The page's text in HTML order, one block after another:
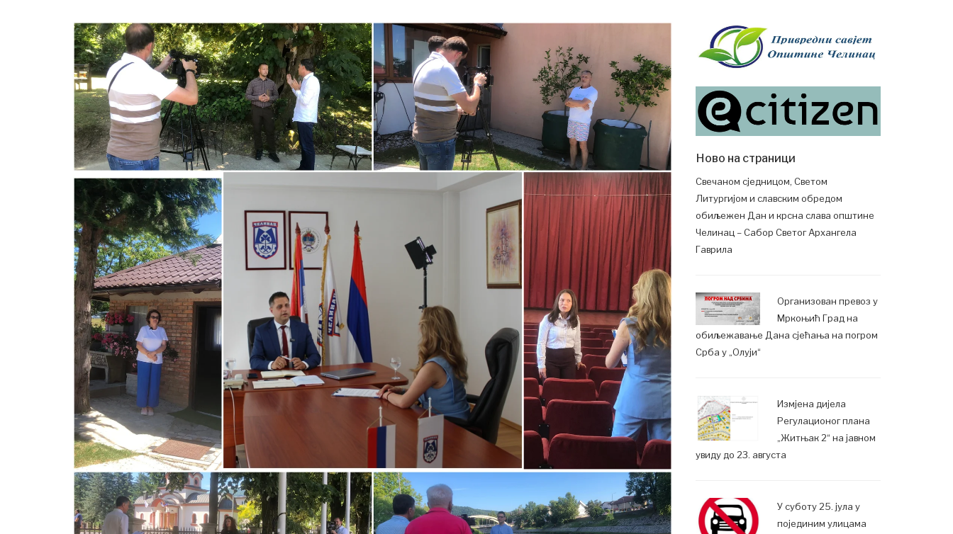
Ново на страници
Свечаном сједницом, Светом
Литургијом и славским обредом
обиљежен Дан и крсна слава општине
Челинац – Сабор Светог Архангела
Гаврила
Организован превоз у
Мркоњић Град на
обиљежавање Дана сјећања на погром
Срба у „Олуји“
Измјена дијела
Регулационог плана
„Житњак 2“ на јавном
увиду до 23. августа
У суботу 25. јула у
појединим улицама